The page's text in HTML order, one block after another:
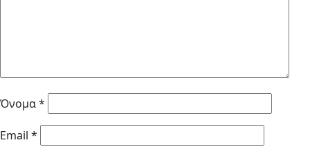
Όνομα*
Email *